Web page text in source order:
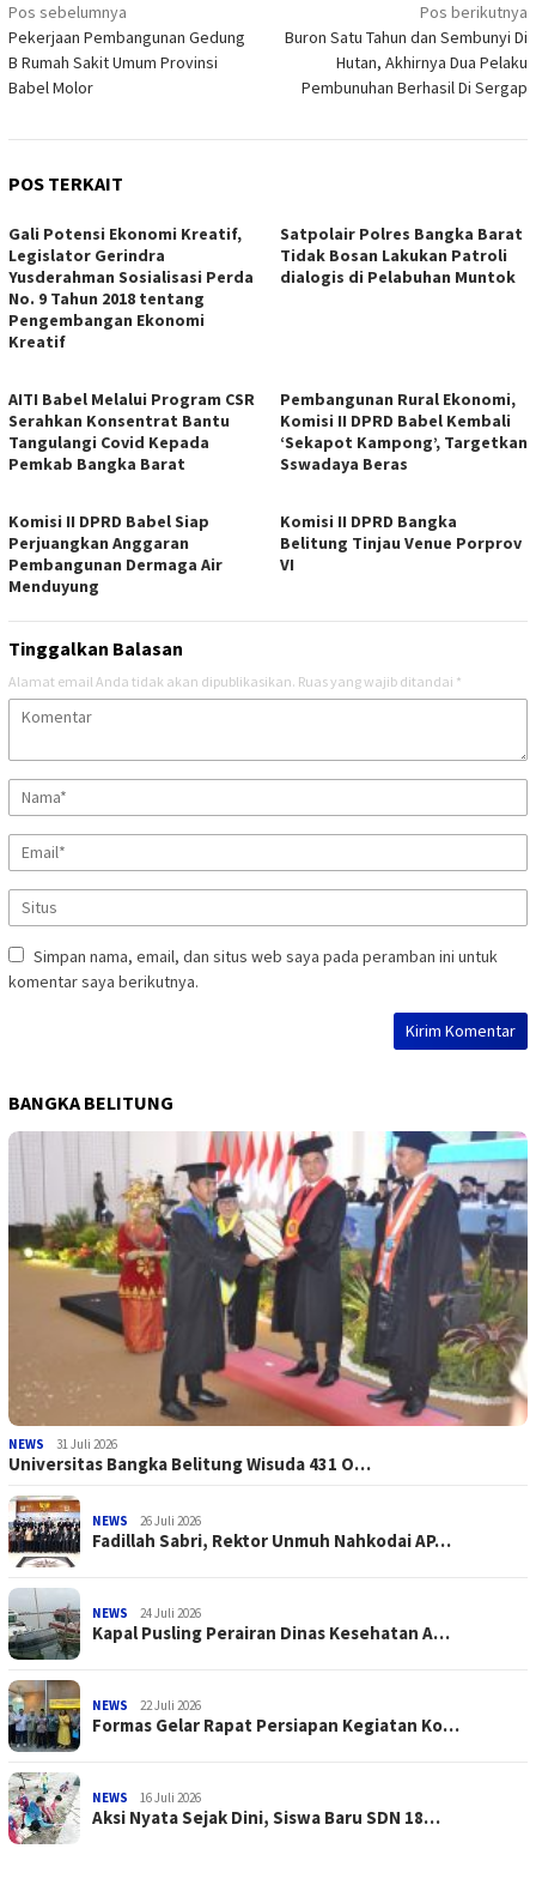
Navigasi
pos
Pos sebelumnya
Pekerjaan Pembangunan Gedung
B Rumah Sakit Umum Provinsi
Babel Molor
Pos berikutnya
Buron Satu Tahun dan Sembunyi Di
Hutan, Akhirnya Dua Pelaku
Pembunuhan Berhasil Di Sergap
POS TERKAIT
Gali Potensi Ekonomi Kreatif,
Legislator Gerindra
Yusderahman Sosialisasi Perda
No. 9 Tahun 2018 tentang
Pengembangan Ekonomi
Kreatif
Satpolair Polres Bangka Barat
Tidak Bosan Lakukan Patroli
dialogis di Pelabuhan Muntok
AITI Babel Melalui Program CSR
Serahkan Konsentrat Bantu
Tangulangi Covid Kepada
Pemkab Bangka Barat
Pembangunan Rural Ekonomi,
Komisi II DPRD Babel Kembali
‘Sekapot Kampong’, Targetkan
Sswadaya Beras
Komisi II DPRD Babel Siap
Perjuangkan Anggaran
Pembangunan Dermaga Air
Menduyung
Komisi II DPRD Bangka
Belitung Tinjau Venue Porprov
VI
Tinggalkan Balasan
Alamat email Anda tidak akan dipublikasikan. Ruas yang wajib ditandai *
Simpan nama, email, dan situs web saya pada peramban ini untuk
komentar saya berikutnya.
BANGKA BELITUNG
NEWS 31 Juli 2026
Universitas Bangka Belitung Wisuda 431 O…
NEWS 26 Juli 2026
Fadillah Sabri, Rektor Unmuh Nahkodai AP…
NEWS 24 Juli 2026
Kapal Pusling Perairan Dinas Kesehatan A…
NEWS 22 Juli 2026
Formas Gelar Rapat Persiapan Kegiatan Ko…
NEWS 16 Juli 2026
Aksi Nyata Sejak Dini, Siswa Baru SDN 18…